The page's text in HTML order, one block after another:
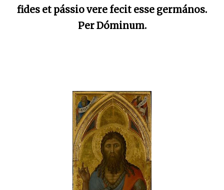
fides et pássio vere fecit esse germános.
Per Dóminum.